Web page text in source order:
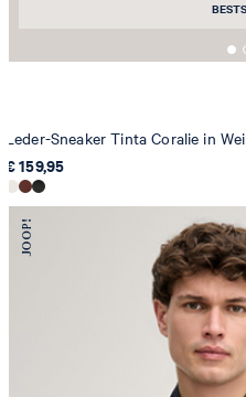
Leder-Sneaker Tinta Coralie in
€ 159,95